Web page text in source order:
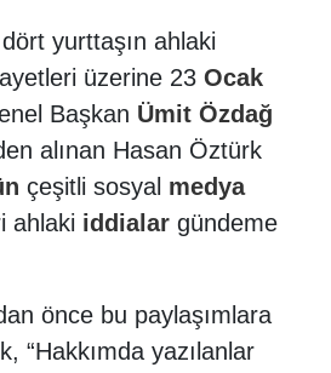
yurttaşın ahlaki
üzerine 23 Ocak
Başkan Ümit Özdağ
alınan Hasan Öztürk
çeşitli sosyal medya
ahlaki iddialar gündeme
önce bu paylaşımlara
“Hakkımda yazılanlar